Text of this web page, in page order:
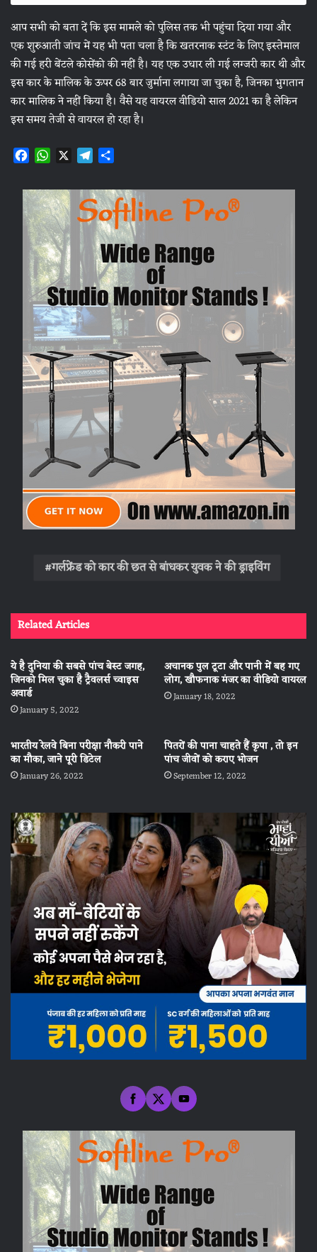
आप सभी को बता दें कि इस मामले को पुलिस तक भी पहुंचा दिया गया और
एक शुरुआती जांच में यह भी पता चला है कि खतरनाक स्टंट के लिए इस्तेमाल
की गई हरी बेंटले कोसेंको की नहीं है। यह एक उधार ली गई लग्जरी कार थी और
इस कार के मालिक के ऊपर 68 बार जुर्माना लगाया जा चुका है, जिनका भुगतान
कार मालिक ने नहीं किया है। वैसे यह वायरल वीडियो साल 2021 का है लेकिन
इस समय तेजी से वायरल हो रहा है।
F
c
e
b
o
o
k
W
a
t
s
A
p
p
X T
l
e
g
r
a
m
a
r
e
गर्लफ्रेंड को कार की छत से बांधकर युवक ने की ड्राइविंग
Related Articles
ये है दुनिया की सबसे पांच बेस्ट जगह,
जिनको मिल चुका है ट्रैवलर्स च्वाइस
अवार्ड
January 5, 2022
अचानक पुल टूटा और पानी में बह गए
लोग, खौफनाक मंजर का वीडियो वायरल
January 18, 2022
भारतीय रेलवे बिना परीक्षा नौकरी पाने
का मौका, जाने पूरी डिटेल
January 26, 2022
पितरों की पाना चाहते हैं कृपा , तो इन
पांच जीवों को कराए भोजन
September 12, 2022